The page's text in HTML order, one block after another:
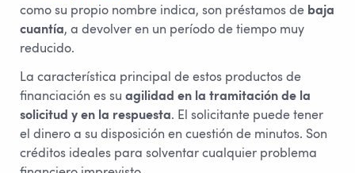
como su propio nombre indica, son préstamos de baja
cuantía, a devolver en un período de tiempo muy
reducido.
La característica principal de estos productos de
financiación es su agilidad en la tramitación de la
solicitud y en la respuesta. El solicitante puede tener
el dinero a su disposición en cuestión de minutos. Son
créditos ideales para solventar cualquier problema